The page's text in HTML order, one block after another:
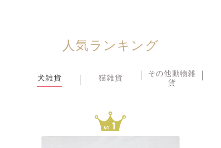
人気ランキング
犬雑貨 猫雑貨
その他動物雑
貨